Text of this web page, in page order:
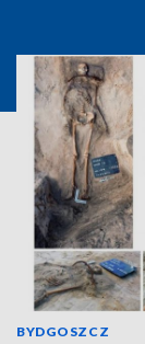
BYDGOSZCZ